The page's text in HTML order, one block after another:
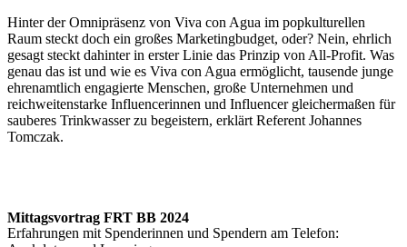
Hinter der Omnipräsenz von Viva con Agua im popkulturellen
Raum steckt doch ein großes Marketingbudget, oder? Nein, ehrlich
gesagt steckt dahinter in erster Linie das Prinzip von All-Profit. Was
genau das ist und wie es Viva con Agua ermöglicht, tausende junge
ehrenamtlich engagierte Menschen, große Unternehmen und
reichweitenstarke Influencerinnen und Influencer gleichermaßen für
sauberes Trinkwasser zu begeistern, erklärt Referent Johannes
Tomczak.
Mittagsvortrag FRT BB 2024
Erfahrungen mit Spenderinnen und Spendern am Telefon: